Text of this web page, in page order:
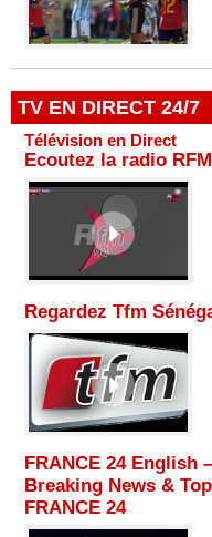
TV EN DIRECT 24/7
Télévision en Direct
Ecoutez la radio
Regardez Tfm
FRANCE 24 English
Breaking News &
FRANCE 24